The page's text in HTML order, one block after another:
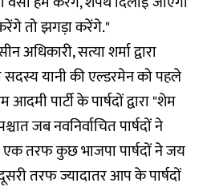
तो झगड़ा करेंगे."
अधिकारी, सत्या शर्मा द्वारा
सदस्य यानी की एल्डरमेन को पहले
पार्टी के पार्षदों द्वारा "शेम
जब नवनिर्वाचित पार्षदों ने
तरफ कुछ भाजपा पार्षदों ने जय
तरफ ज्यादातर आप के पार्षदों